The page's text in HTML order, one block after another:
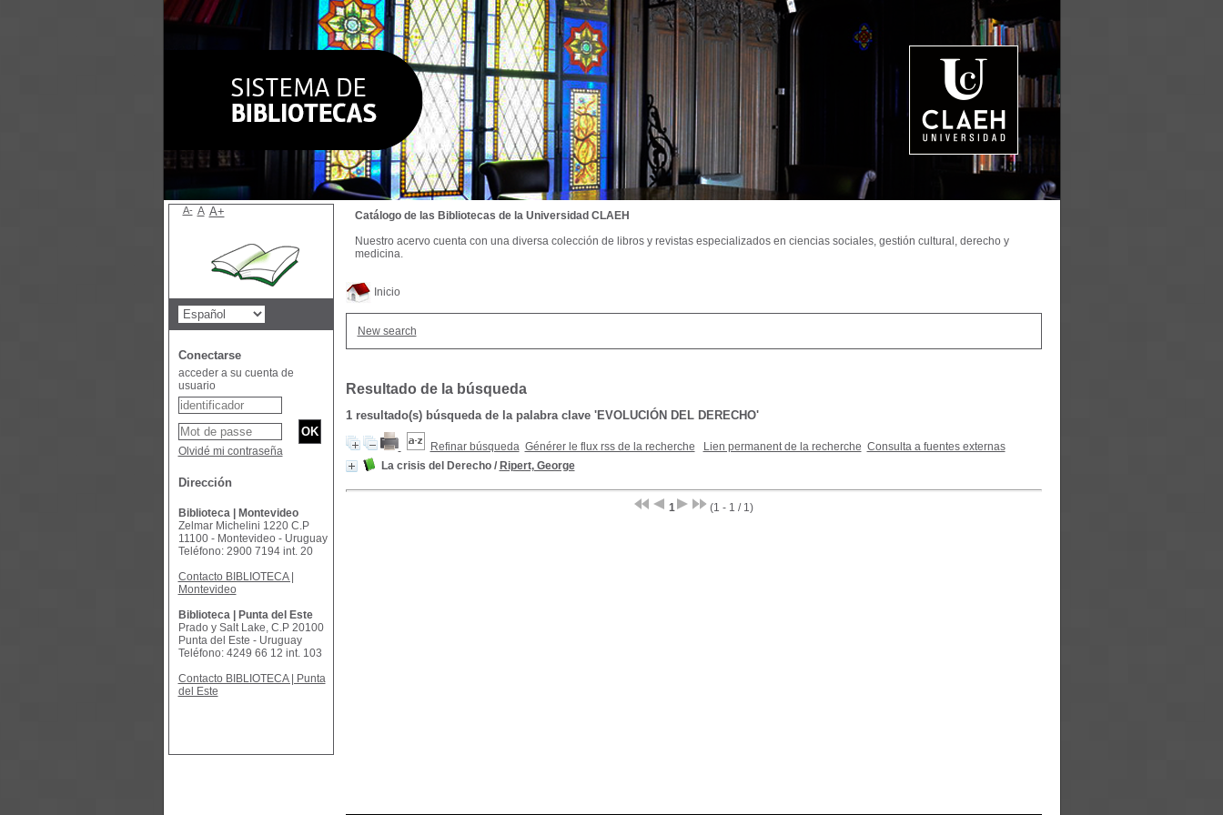
Inicio
New search
Resultado de la búsqueda
1 resultado(s) búsqueda de la palabra clave 'EVOLUCIÓN DEL DERECHO'
Refinar búsqueda Générer le flux rss de la recherche Lien permanent de la recherche Consulta a fuentes externas
La crisis del Derecho/ Ripert, George
1 (1 - 1 / 1)
Catálogo de las Bibliotecas de la Universidad CLAEH
Nuestro acervo cuenta con una diversa colección de libros y revistas especializados en ciencias sociales, gestión cultural, derecho y
medicina.
A- A A+
Conectarse
acceder a su cuenta de
usuario
Olvidé mi contraseña
Dirección
Biblioteca | Montevideo
Zelmar Michelini 1220 C.P
11100 - Montevideo - Uruguay
Teléfono: 2900 7194 int. 20
Contacto BIBLIOTECA |
Montevideo
Biblioteca | Punta del Este
Prado y Salt Lake, C.P 20100
Punta del Este - Uruguay
Teléfono: 4249 66 12 int. 103
Contacto BIBLIOTECA | Punta
del Este